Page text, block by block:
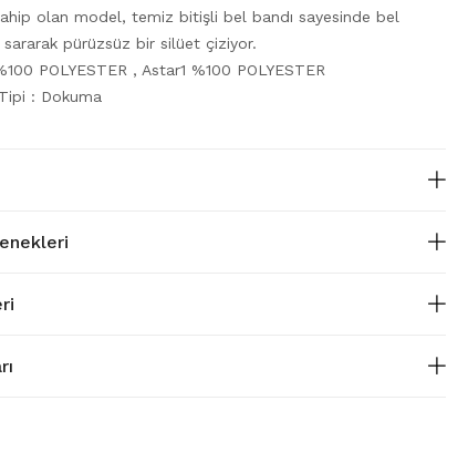
olan model, temiz bitişli bel bandı sayesinde bel
sararak pürüzsüz bir silüet çiziyor.
POLYESTER , Astar1 %100 POLYESTER
: Dokuma